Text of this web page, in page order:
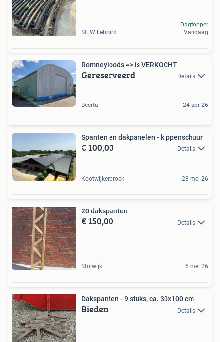
St. Willebrord
Dagtopper
Vandaag
Romneyloods => is VERKOCHT
Gereserveerd Details
Beerta 24 apr 26
Spanten en dakpanelen - kippenschuur
€ 100,00 Details
Kootwijkerbroek 28 mei 26
20 dakspanten
€ 150,00 Details
Stolwijk 6 mei 26
Dakspanten - 9 stuks, ca. 30x100 cm
Bieden Details